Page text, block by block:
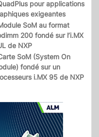
pour applications
exigeantes
SoM au format
200 fondé sur l’i.MX
de NXP
SoM (System On
fondé sur un
i.MX 95 de NXP